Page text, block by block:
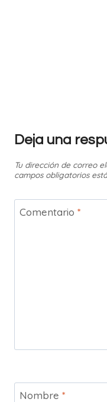
Deja una
Tu dirección de correo
campos obligatorios
Comentario *
Nombre *